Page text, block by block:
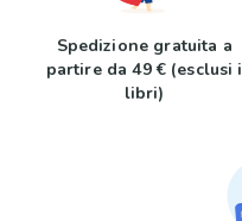
Spedizione gratuita a
partire da 49 € (esclusi i
libri)